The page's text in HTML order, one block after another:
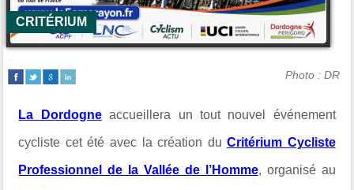
CRITÉRIUM
Photo : DR
La Dordogneaccueillera un tout nouvel événement
cycliste cet été avec la création duCritérium Cycliste
Professionnel de la Vallée de l’Homme, organisé au